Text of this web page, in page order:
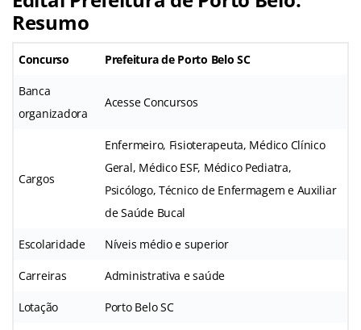
Resumo
Concurso Prefeitura de Porto Belo SC
Banca
organizadora
Acesse Concursos
Cargos
Enfermeiro, Fisioterapeuta, Médico Clínico
Geral, Médico ESF, Médico Pediatra,
Psicólogo, Técnico de Enfermagem e Auxiliar
de Saúde Bucal
Escolaridade Níveis médio e superior
Carreiras Administrativa e saúde
Lotação Porto Belo SC